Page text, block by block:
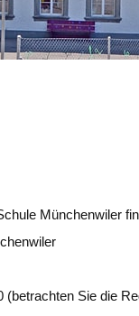
Münchenwiler
(betrachten Sie die